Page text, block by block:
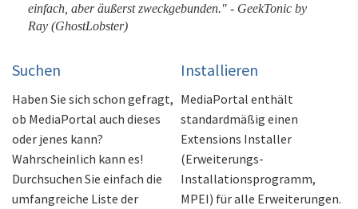
einfach, aber äußerst zweckgebunden." - GeekTonic by
Ray (GhostLobster)
Suchen
Haben Sie sich schon gefragt,
ob MediaPortal auch dieses
oder jenes kann?
Wahrscheinlich kann es!
Durchsuchen Sie einfach die
umfangreiche Liste der
Installieren
MediaPortal enthält
standardmäßig einen
Extensions Installer
(Erweiterungs-
Installationsprogramm,
MPEI) für alle Erweiterungen.